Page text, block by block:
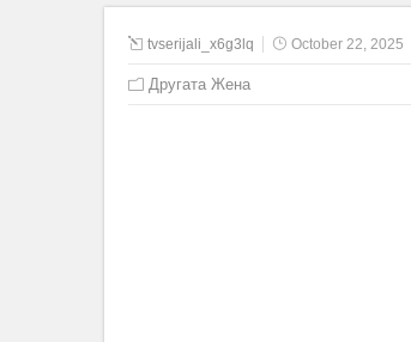
tvserijali_x6g3lq October 22, 2025
Другата Жена